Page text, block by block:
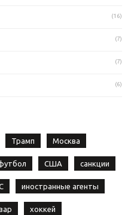
(16)
(7)
(7)
(6)
Трамп Москва
США санкции
иностранные агенты
хоккей